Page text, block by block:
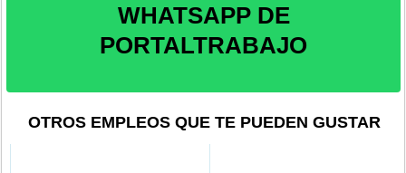
WHATSAPP DE
PORTALTRABAJO
OTROS EMPLEOS QUE TE PUEDEN GUSTAR